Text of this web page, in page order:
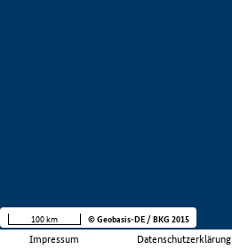
Impressum Datenschutzerklärung
100 km © Geobasis-DE / BKG 2015